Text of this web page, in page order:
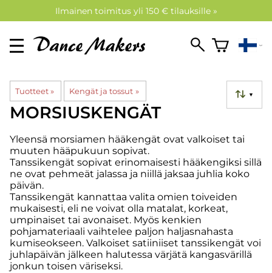
Ilmainen toimitus yli 150 € tilauksille »
Tuotteet‪» Kengät ja tossut ‪» ▼
MORSIUSKENGÄT
Yleensä morsiamen hääkengät ovat valkoiset tai
muuten hääpukuun sopivat.
Tanssikengät sopivat erinomaisesti hääkengiksi sillä
ne ovat pehmeät jalassa ja niillä jaksaa juhlia koko
päivän.
Tanssikengät kannattaa valita omien toiveiden
mukaisesti, eli ne voivat olla matalat, korkeat,
umpinaiset tai avonaiset. Myös kenkien
pohjamateriaali vaihtelee paljon haljasnahasta
kumiseokseen. Valkoiset satiiniiset tanssikengät voi
juhlapäivän jälkeen halutessa värjätä kangasvärillä
jonkun toisen väriseksi.